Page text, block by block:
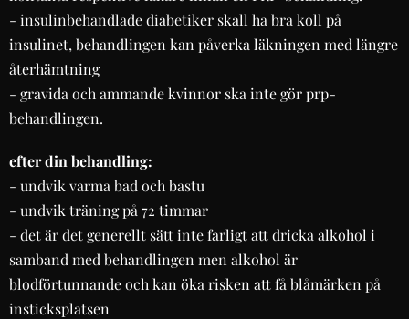
- insulinbehandlade diabetiker skall ha bra koll på
insulinet, behandlingen kan påverka läkningen med längre
återhämtning
- gravida och ammande kvinnor ska inte gör prp-
behandlingen.
efter din behandling:
- undvik varma bad och bastu
- undvik träning på 72 timmar
- det är det generellt sätt inte farligt att dricka alkohol i
samband med behandlingen men alkohol är
blodförtunnande och kan öka risken att få blåmärken på
insticksplatsen